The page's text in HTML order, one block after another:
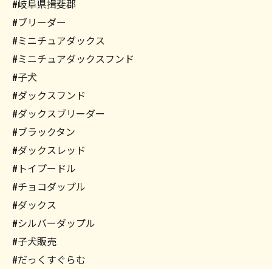
#岐阜県揖斐郡
#ブリーダー
#ミニチュアダックス
#ミニチュアダックスフンド
#子犬
#ダックスフンド
#ダックスブリーダー
#ブラックタン
#ダックスレッド
#トイプードル
#チョコダップル
#ダックス
#シルバーダップル
#子犬販売
#だっくすぐらむ